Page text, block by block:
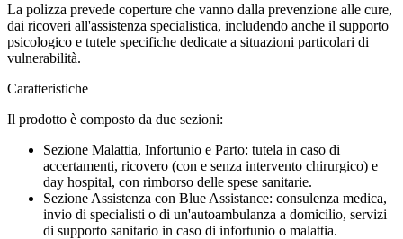
La polizza prevede coperture che vanno dalla prevenzione alle cure,
dai ricoveri all'assistenza specialistica, includendo anche il supporto
psicologico e tutele specifiche dedicate a situazioni particolari di
vulnerabilità.
Caratteristiche
Il prodotto è composto da due sezioni:
Sezione Malattia, Infortunio e Parto: tutela in caso di
accertamenti, ricovero (con e senza intervento chirurgico) e
day hospital, con rimborso delle spese sanitarie.
Sezione Assistenza con Blue Assistance: consulenza medica,
invio di specialisti o di un'autoambulanza a domicilio, servizi
di supporto sanitario in caso di infortunio o malattia.